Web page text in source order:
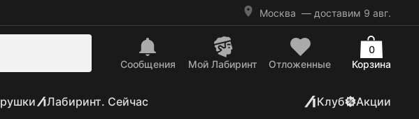
Москва — доставим 9 авг.
Сообщения Mой Лабиринт Отложенные Корзина
0
Лабиринт. Сейчас Клуб Акции